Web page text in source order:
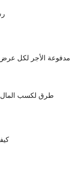
5 طرق لكسب